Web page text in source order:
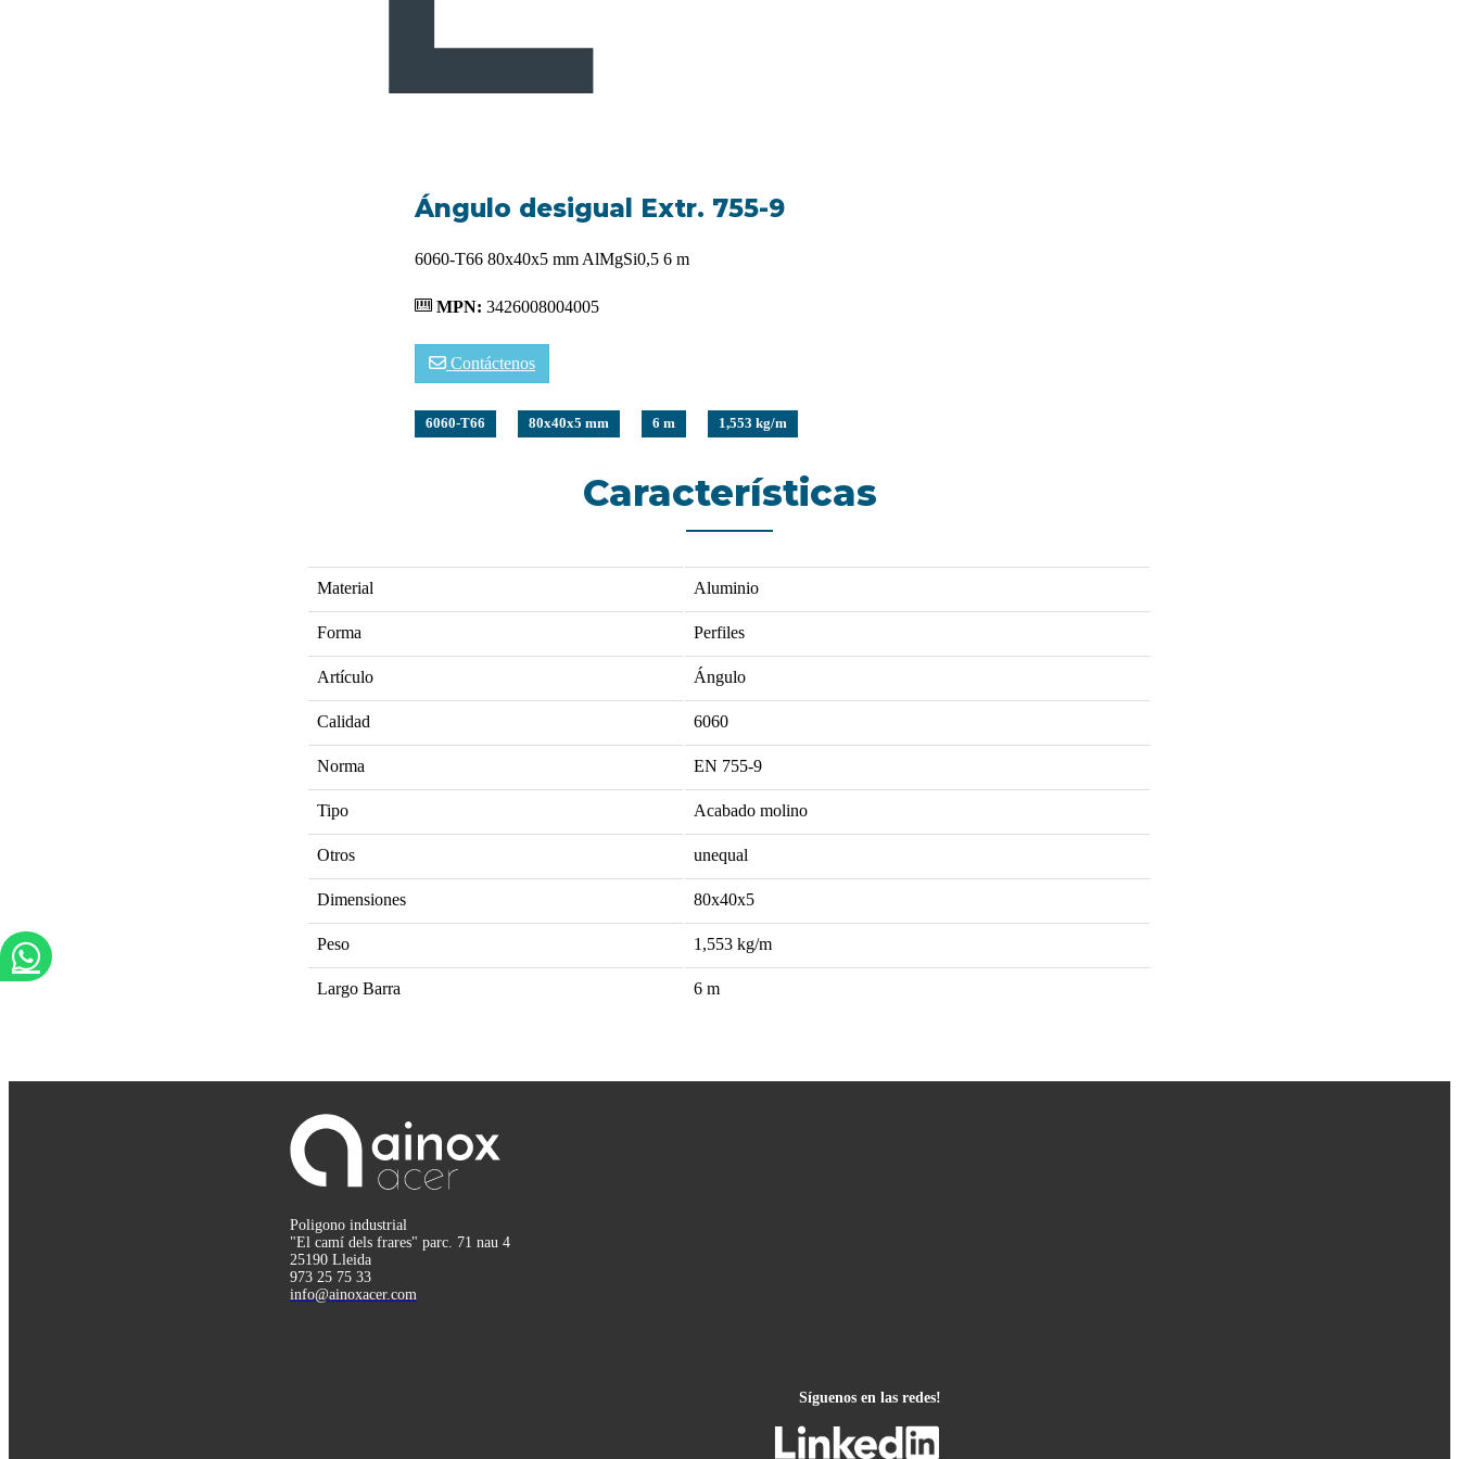
Ángulo desigual Extr. 755-9
6060-T66 80x40x5 mm AlMgSi0,5 6 m
MPN: 3426008004005
Contáctenos
6060-T66 80x40x5 mm 6 m 1,553 kg/m
Características
Material Aluminio
Forma Perfiles
Artículo Ángulo
Calidad 6060
Norma EN 755-9
Tipo Acabado molino
Otros unequal
Dimensiones 80x40x5
Peso 1,553kg/m
Largo Barra 6m
Poligono industrial
"El camí dels frares" parc. 71 nau 4
25190 Lleida
973 25 75 33
info@ainoxacer.com
Síguenos en las redes!